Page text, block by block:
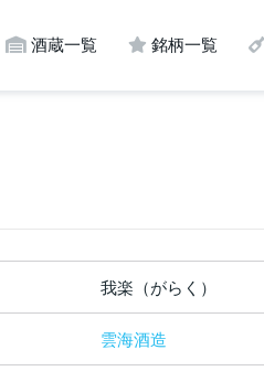
酒蔵一覧 銘柄一覧
我楽（がらく）
雲海酒造